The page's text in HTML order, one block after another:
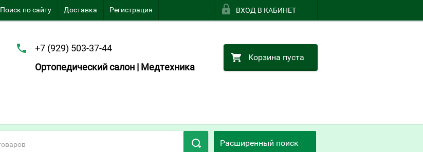
Поиск по сайту Доставка Регистрация ВХОД В КАБИНЕТ
+7 (929) 503-37-44
Ортопедический салон | Медтехника
Корзина пуста
Расширенный поиск